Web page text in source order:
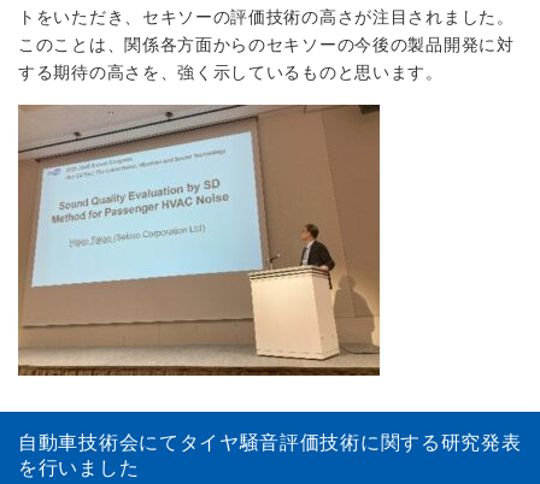
トをいただき、セキソーの評価技術の高さが注目されました。
このことは、関係各方面からのセキソーの今後の製品開発に対
する期待の高さを、強く示しているものと思います。
自動車技術会にてタイヤ騒音評価技術に関する研究発表
を行いました